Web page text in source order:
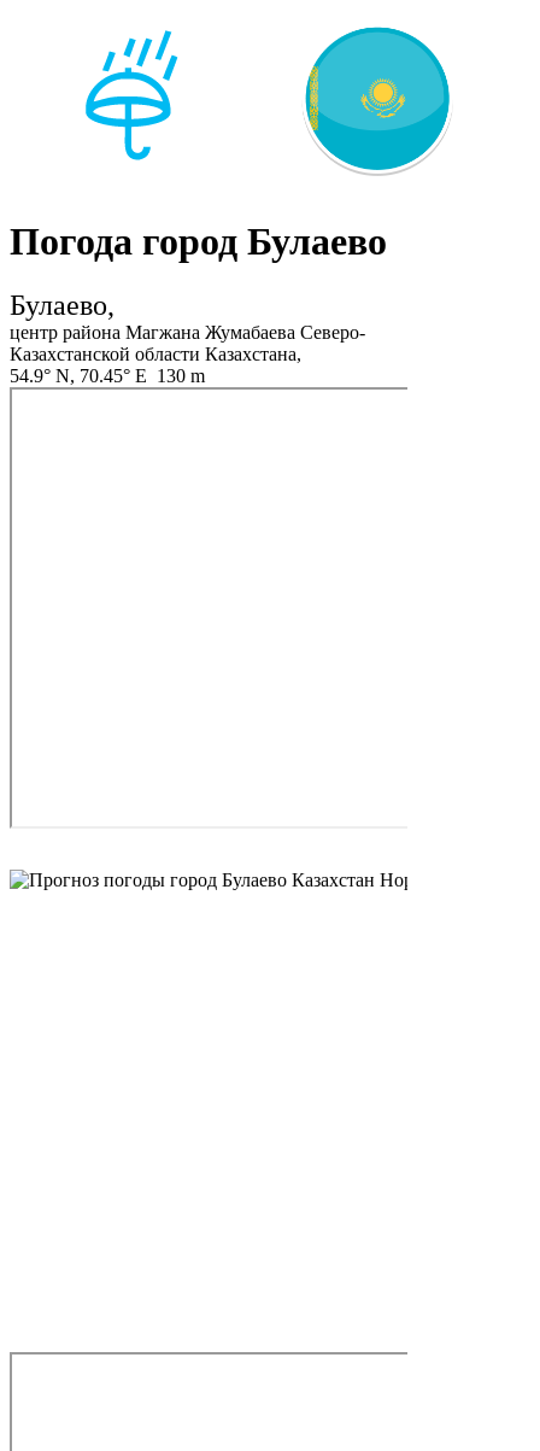
Погода город Булаево
Булаево,
центр района Магжана Жумабаева Северо-
Казахстанской области Казахстана,
54.9° N, 70.45° E 130 m